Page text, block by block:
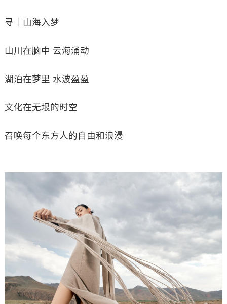
寻｜山海入梦
山川在脑中 云海涌动
湖泊在梦里 水波盈盈
文化在无垠的时空
召唤每个东方人的自由和浪漫